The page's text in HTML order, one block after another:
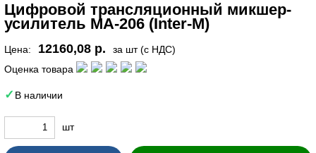
Цифровой трансляционный микшер-
усилитель МА-206 (Inter-M)
Цена: 12160,08 р.
за шт (с НДС)
Оценка товара
В наличии
шт